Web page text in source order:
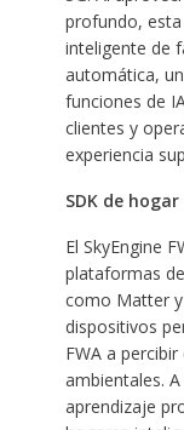
profundo,
inteligente de
automática,
funciones de
clientes y
experiencia
SDK de
El SkyEngine
plataformas
como Matter
dispositivos
FWA a
ambientales.
aprendizaje